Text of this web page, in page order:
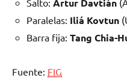
Artur Davtián
Paralelas: Iliá Kovtun
Barra fija: Tang Chia-
Fuente: FIG